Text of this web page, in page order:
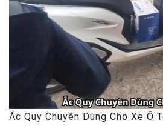
Ắc Quy Chuyên Dùng Cho Xe Ô